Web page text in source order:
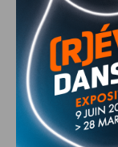
DFCO :
L’ARTISAN DE